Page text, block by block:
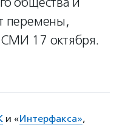
перемены,
17 октября.
и «Интерфакса»,